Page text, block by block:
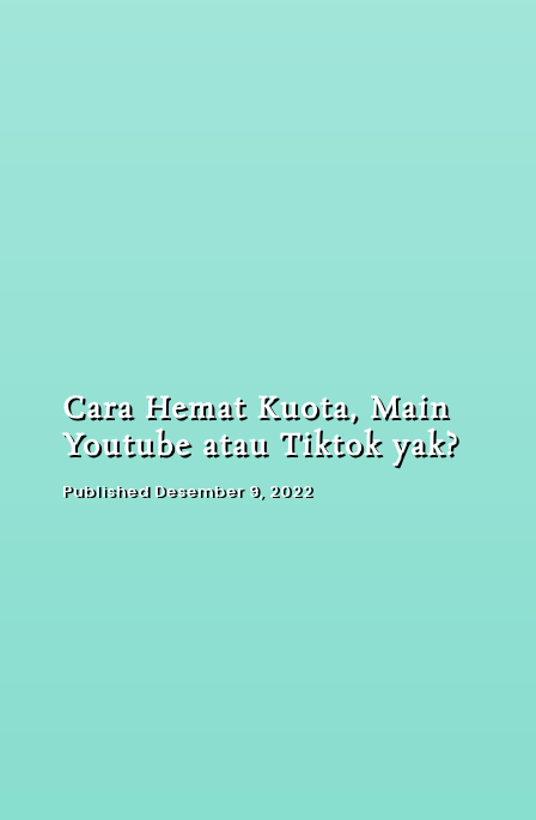
Cara Hemat Kuota, Main
Youtube atau Tiktok yak?
Published Desember 9, 2022